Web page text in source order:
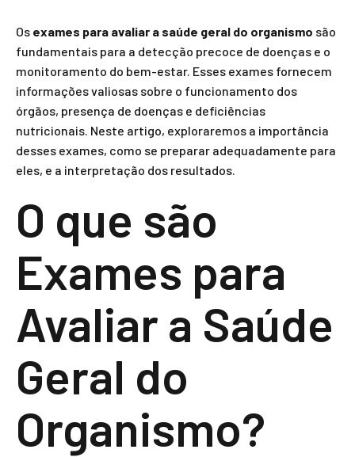
Os exames para avaliar a saúde geral do organismo são
fundamentais para a detecção precoce de doenças e o
monitoramento do bem-estar. Esses exames fornecem
informações valiosas sobre o funcionamento dos
órgãos, presença de doenças e deficiências
nutricionais. Neste artigo, exploraremos a importância
desses exames, como se preparar adequadamente para
eles, e a interpretação dos resultados.
O que são
Exames para
Avaliar a Saúde
Geral do
Organismo?